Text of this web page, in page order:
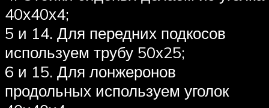
40х40х4;
5 и 14. Для передних подкосов
используем трубу 50х25;
6 и 15. Для лонжеронов
продольных используем уголок